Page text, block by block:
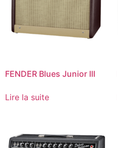
FENDER Blues Junior III
Lire la suite